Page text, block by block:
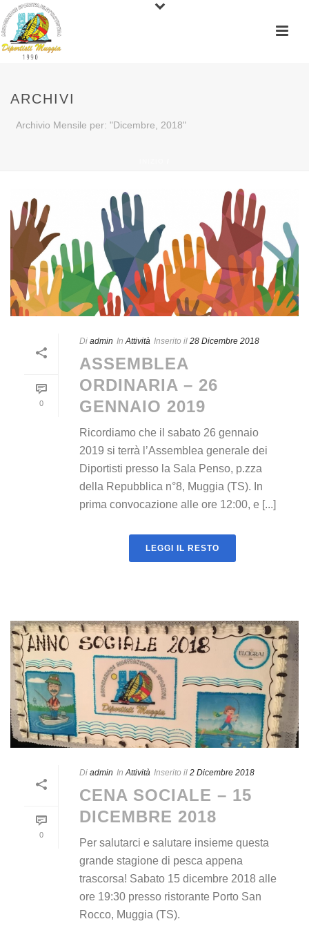
ARCHIVI
Archivio Mensile per: "Dicembre, 2018"
0
Di admin In Attività Inserito il 28 Dicembre 2018
ASSEMBLEA
ORDINARIA – 26
GENNAIO 2019
Ricordiamo che il sabato 26 gennaio
2019 si terrà l’Assemblea generale dei
Diportisti presso la Sala Penso, p.zza
della Repubblica n°8, Muggia (TS). In
prima convocazione alle ore 12:00, e [...]
LEGGI IL RESTO
0
Di admin In Attività Inserito il 2 Dicembre 2018
CENA SOCIALE – 15
DICEMBRE 2018
Per salutarci e salutare insieme questa
grande stagione di pesca appena
trascorsa! Sabato 15 dicembre 2018 alle
ore 19:30 presso ristorante Porto San
Rocco, Muggia (TS).